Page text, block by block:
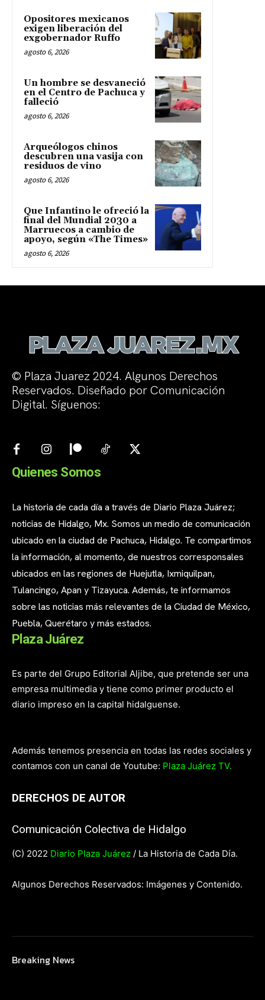
Opositores mexicanos
exigen liberación del
exgobernador Ruffo
agosto 6, 2026
Un hombre se desvaneció
en el Centro de Pachuca y
falleció
agosto 6, 2026
Arqueólogos chinos
descubren una vasija con
residuos de vino
agosto 6, 2026
Que Infantino le ofreció la
final del Mundial 2030 a
Marruecos a cambio de
apoyo, según «The Times»
agosto 6, 2026
© Plaza Juarez 2024. Algunos Derechos
Reservados. Diseñado por Comunicación
Digital. Síguenos:
Quienes Somos
La historia de cada día a través de Diario Plaza Juárez;
noticias de Hidalgo, Mx. Somos un medio de comunicación
ubicado en la ciudad de Pachuca, Hidalgo. Te compartimos
la información, al momento, de nuestros corresponsales
ubicados en las regiones de Huejutla, Ixmiquilpan,
Tulancingo, Apan y Tizayuca. Además, te informamos
sobre las noticias más relevantes de la Ciudad de México,
Puebla, Querétaro y más estados.
Plaza Juárez
Es parte del Grupo Editorial Aljibe, que pretende ser una
empresa multimedia y tiene como primer producto el
diario impreso en la capital hidalguense.
Además tenemos presencia en todas las redes sociales y
contamos con un canal de Youtube: Plaza Juárez TV.
DERECHOS DE AUTOR
Comunicación Colectiva de Hidalgo
(C) 2022 Diario Plaza Juárez / La Historia de Cada Día.
Algunos Derechos Reservados: Imágenes y Contenido.
Breaking News